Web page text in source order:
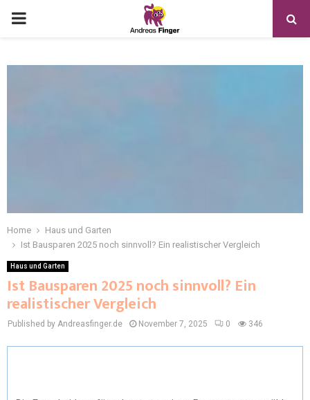
Home
Haus und Garten
Ist Bausparen 2025 noch sinnvoll? Ein realistischer Vergleich
Haus und Garten
Ist Bausparen 2025 noch sinnvoll? Ein
realistischer Vergleich
Published by Andreasfinger.de November 7, 2025 0 346